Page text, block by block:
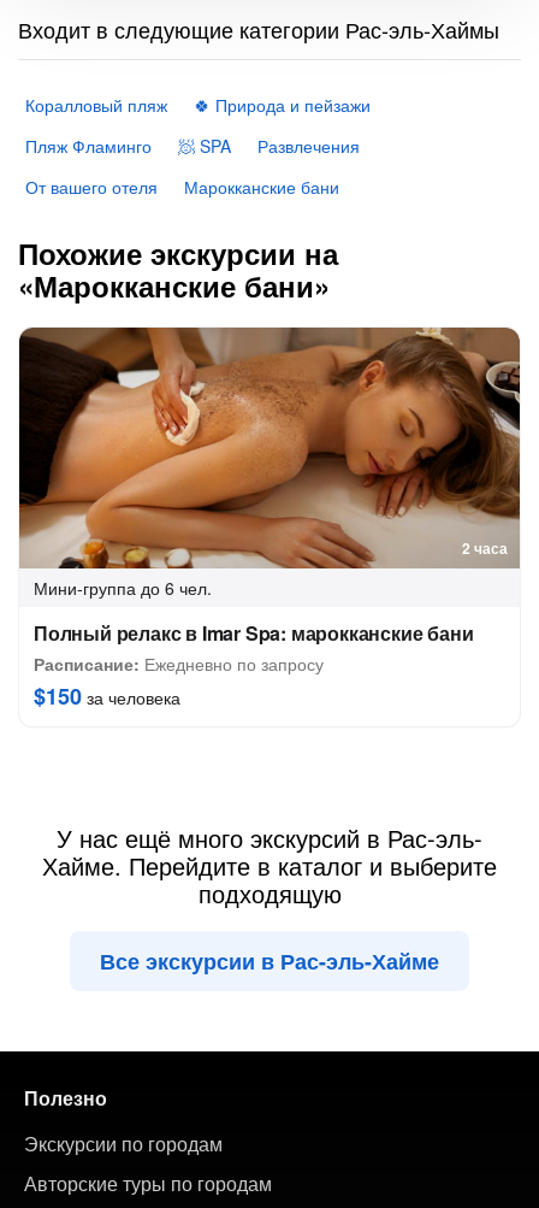
Входит в следующие категории Рас-эль-Хаймы
Коралловый пляж
🍀 Природа и пейзажи
Пляж Фламинго
🧖 SPA
Развлечения
От вашего отеля
Марокканские бани
Похожие экскурсии на
«Марокканские бани»
2 часа
Мини-группа до 6 чел.
Полный релакс в Imar Spa: марокканские бани
Расписание: Ежедневно по запросу
$150 за человека
У нас ещё много экскурсий в Рас-эль-
Хайме. Перейдите в каталог и выберите
подходящую
Все экскурсии в Рас-эль-Хайме
Полезно
Экскурсии по городам
Авторские туры по городам